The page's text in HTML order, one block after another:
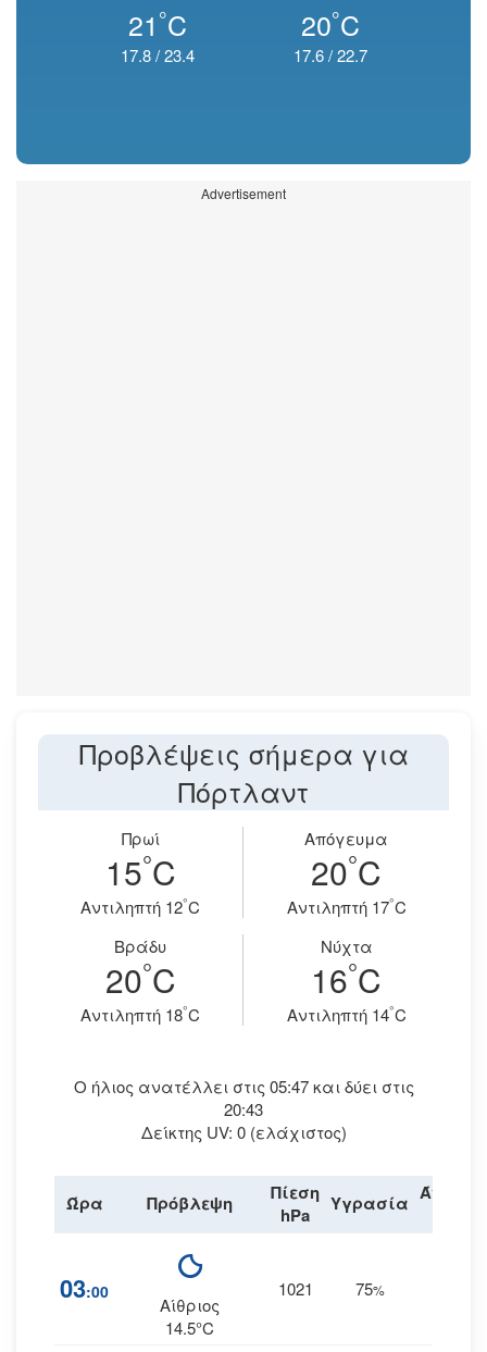
21 °C
17.8/23.4
20°C
17.6/22.7
Advertisement
Προβλέψεις σήμερα για
Πόρτλαντ
Πρωί
15°C
Aντιληπτή 12°C
Απόγευμα
20°C
Aντιληπτή 17°C
Βράδυ
20°C
Aντιληπτή 18°C
Νύχτα
16°C
Aντιληπτή 14°C
Ο ήλιος ανατέλλει στις 05:47 και δύει στις
20:43
Δείκτης UV: 0 (ελάχιστος)
Ώρα Πρόβλεψη
Πίεση
hPa
Υγρασία Άνεμος
03:00
Αίθριος
14.5°C
1021 75%